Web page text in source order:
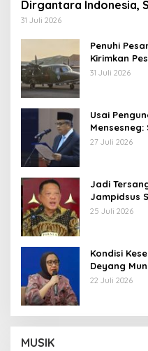
Dirgantara Indonesia,
Operasi TNI
31 Juli 2026
Penuhi
Kirimkan
AU
31 Juli 2026
Usai
27 Juli 2026
Jadi
Jampidsus
Kriminalisasi
25 Juli 2026
Kondisi
Deyang
Wamentan
22 Juli 2026
MUSIK